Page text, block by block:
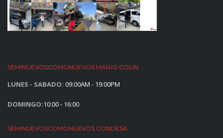
SEMINUEVOSCOMONUEVOS MARIO COLIN
LUNES - SABADO: 09:00AM - 19:00PM
DOMINGO:10:00 - 16:00
SEMINUEVOSCOMONUEVOS CONDESA